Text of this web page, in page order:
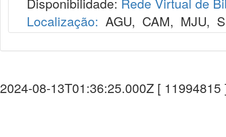
Localização: AGU, CAM, MJU,
2024-08-13T01:36:25.000Z [ 11994815